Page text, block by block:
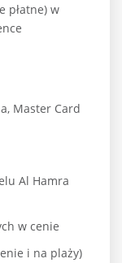
płatne) w
Master Card
Al Hamra
w cenie
i na plaży)